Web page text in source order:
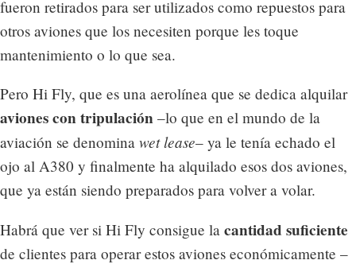
fueron retirados para ser utilizados como repuestos para
otros aviones que los necesiten porque les toque
mantenimiento o lo que sea.
Pero Hi Fly, que es una aerolínea que se dedica alquilar
aviones con tripulación –lo que en el mundo de la
aviación se denomina wet lease– ya le tenía echado el
ojo al A380 y finalmente ha alquilado esos dos aviones,
que ya están siendo preparados para volver a volar.
Habrá que ver si Hi Fly consigue la cantidad suficiente
de clientes para operar estos aviones económicamente –